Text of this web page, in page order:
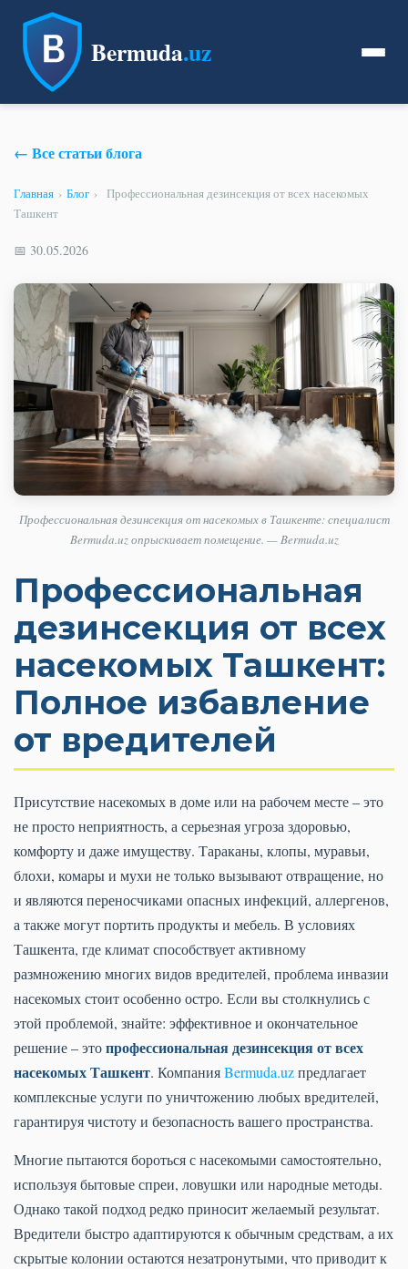
Bermuda.uz
← Все статьи блога
Главная › Блог ›
Профессиональная дезинсекция от всех насекомых
Ташкент
📅 30.05.2026
Профессиональная дезинсекция от насекомых в Ташкенте: специалист
Bermuda.uz опрыскивает помещение. — Bermuda.uz
Профессиональная
дезинсекция от всех
насекомых Ташкент:
Полное избавление
от вредителей
Присутствие насекомых в доме или на рабочем месте – это
не просто неприятность, а серьезная угроза здоровью,
комфорту и даже имуществу. Тараканы, клопы, муравьи,
блохи, комары и мухи не только вызывают отвращение, но
и являются переносчиками опасных инфекций, аллергенов,
а также могут портить продукты и мебель. В условиях
Ташкента, где климат способствует активному
размножению многих видов вредителей, проблема инвазии
насекомых стоит особенно остро. Если вы столкнулись с
этой проблемой, знайте: эффективное и окончательное
решение – этопрофессиональная дезинсекция от всех
насекомых Ташкент. КомпанияBermuda.uzпредлагает
комплексные услуги по уничтожению любых вредителей,
гарантируя чистоту и безопасность вашего пространства.
Многие пытаются бороться с насекомыми самостоятельно,
используя бытовые спреи, ловушки или народные методы.
Однако такой подход редко приносит желаемый результат.
Вредители быстро адаптируются к обычным средствам, а их
скрытые колонии остаются незатронутыми, что приводит к